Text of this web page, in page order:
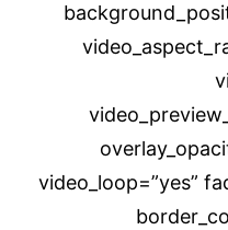
video_loop=”yes”